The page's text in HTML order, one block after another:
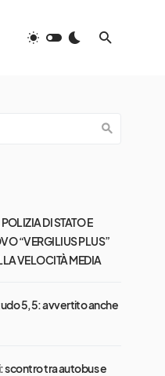
DI STATO E
“VERGILIUS PLUS”
VELOCITÀ MEDIA
5,5: avvertito anche
scontro tra autobus e